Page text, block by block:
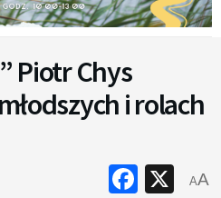
Piotr Chys
i rolach
X
AA